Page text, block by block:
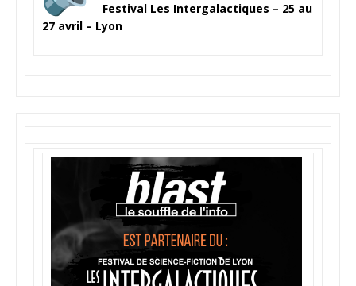
Festival Les Intergalactiques – 25 au
27 avril – Lyon